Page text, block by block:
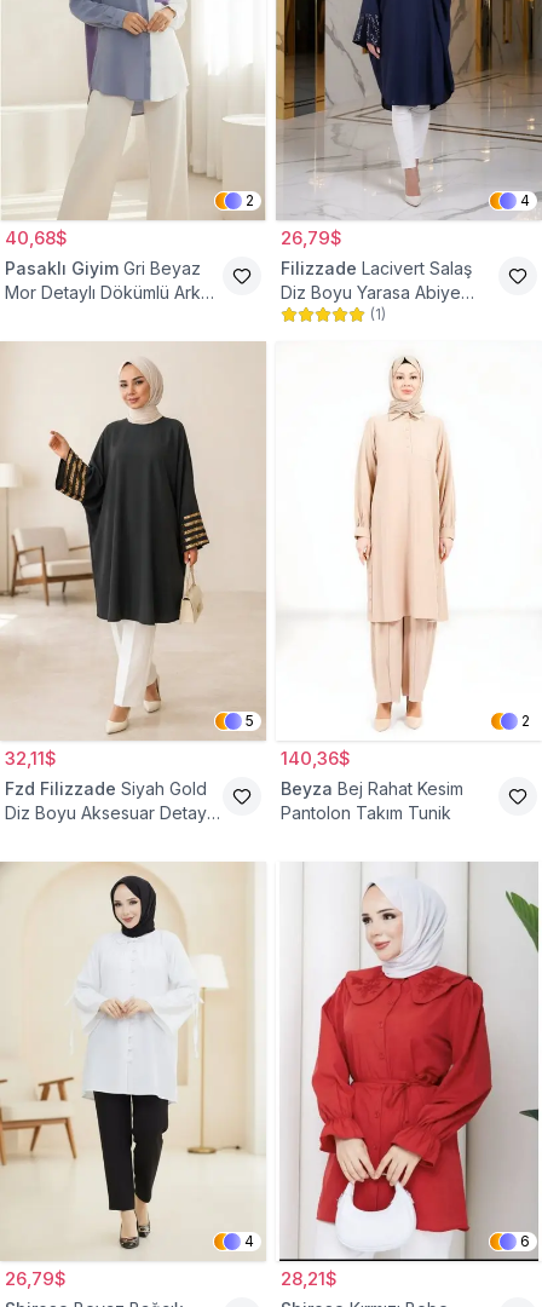
2
40,68$
Pasaklı Giyim Gri Beyaz
Mor Detaylı Dökümlü Arkası
4
26,79$
Filizzade Lacivert Salaş
Diz Boyu Yarasa Abiye
Tunik
(1)
5
32,11$
Fzd Filizzade Siyah Gold
Diz Boyu Aksesuar Detaylı
2
140,36$
Beyza Bej Rahat Kesim
Pantolon Takım Tunik
4
26,79$
6
28,21$